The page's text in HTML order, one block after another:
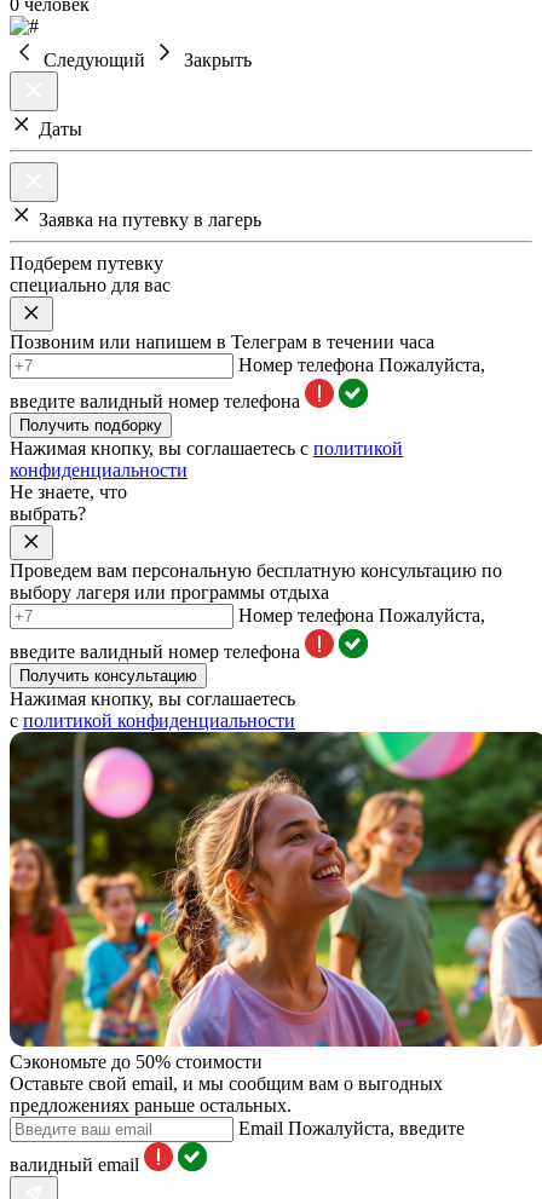
0 человек
Следующий Закрыть
Даты
Заявка на путевку в лагерь
Подберем путевку
специально для вас
Позвоним или напишем в Телеграм в течении часа
Номер телефона Пожалуйста,
введите валидный номер телефона
Получить подборку
Нажимая кнопку, вы соглашаетесь с политикой
конфиденциальности
Не знаете, что
выбрать?
Проведем вам персональную бесплатную консультацию по
выбору лагеря или программы отдыха
Номер телефона Пожалуйста,
введите валидный номер телефона
Получить консультацию
Нажимая кнопку, вы соглашаетесь
с политикой конфиденциальности
Сэкономьте до 50% стоимости
Оставьте свой email, и мы сообщим вам о выгодных
предложениях раньше остальных.
Email Пожалуйста, введите
валидный email